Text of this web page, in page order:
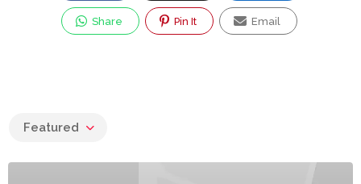
Share Pin It Email
Featured